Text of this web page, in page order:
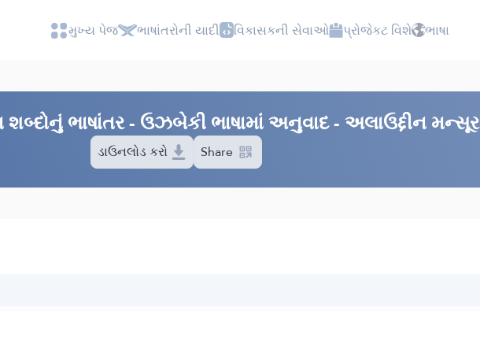
મુખ્ય પેજ ભાષાંતરોની યાદી વિકાસકની સેવાઓ પ્રોજેકટ વિશે ભાષા
ભાષાંતર - ઉઝબેકી ભાષામાં અનુવાદ - અલાઉદ્દીન મન્સૂર
ડાઉનલોડ કરો Share